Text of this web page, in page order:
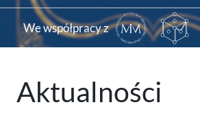
We współpracy z
Aktualności